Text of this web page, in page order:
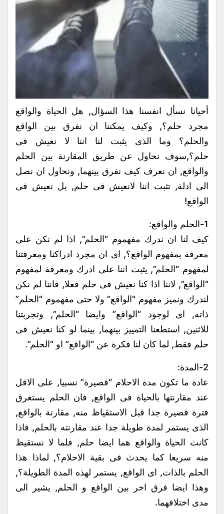
أحيانا نسأل انفسنا هذا السؤال, هل الحياة والواقع
مجرد حلم؟, وكيف يمكننا ان نفرق بين الواقع
والحلم؟ وما الذى يثبت لنا اننا لا نعيش فى
حلم؟,سوف نحاول عن طريق المقارنة بين الحلم
والواقع, ان نعرف كيف نفرق بينهما, ونحاول ان نصل
الى ادلة, تثبت اننا لانعيش فى حلم, بل نعيش فى
الواقع!
1-الحلم والواقع:
كيف لنا ان ندرك مفهموم “الحلم”, اذا لم نكن على
معرفة بمفهوم الواقع؟, اى ان مجرد ادراكنا ومعرفتنا
لمفهوم “الحلم”, يثبت اننا على ادرك ومعرفة لمفهوم
“الواقع”, لاننا اذا كنا نعيش فى حلم فعلا, فاننا لم نكن
لندرك ونميز مفهوم “الواقع” ولا حتى مفهموم “الحلم”
ذاته, اى لوجود “الواقع” وايضا “الحلم”, وتجربتنا
للاثنين, استطعنا التمييز بينهما, بينما لو كنا نعيش فى
حلم فقط, لما كان لنا فكرة عن “الواقع” او “الحلم”.
2-المدة:
عادة ما تكون مدة الاحلام “قصيرة” نسبيا, على الاقل
عند مقارنتها بالحياة فى الواقع, فان الحلم يستغرق
فترة قصيرة جدا قبل الاستقياظ منه, مقارنة بالواقع,
الذى يستمر لمدة طويلة جدا عند مقارنته بالحلم, فاذا
كانت الحياة والواقع هما ايضا حلم, فلما لا نستقيظ
منه سريعا كما يحدث فى بقية الاحلام؟, لماذا هذا
الحلم بالذات, اى الواقع, يستمر لهذه المدة الطويلة؟,
وهذا ايضا فرق اخر بين الواقع و الحلم, يشير الى
مدى اختلافهما.